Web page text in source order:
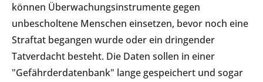
können Überwachungsinstrumente gegen
unbescholtene Menschen einsetzen, bevor noch eine
Straftat begangen wurde oder ein dringender
Tatverdacht besteht. Die Daten sollen in einer
"Gefährderdatenbank" lange gespeichert und sogar